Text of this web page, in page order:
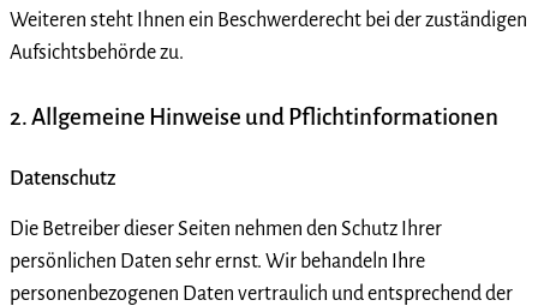
Weiteren steht Ihnen ein Beschwerderecht bei der zuständigen
Aufsichtsbehörde zu.
2. Allgemeine Hinweise und Pflichtinformationen
Datenschutz
Die Betreiber dieser Seiten nehmen den Schutz Ihrer
persönlichen Daten sehr ernst. Wir behandeln Ihre
personenbezogenen Daten vertraulich und entsprechend der